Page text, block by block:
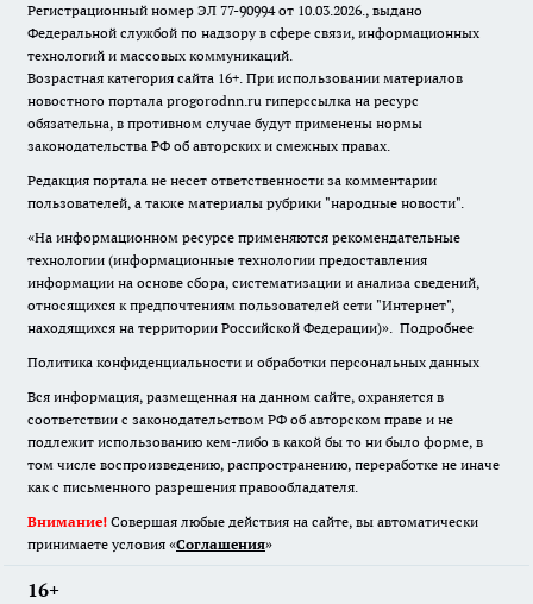
Регистрационный номер ЭЛ 77-90994 от 10.03.2026., выдано
Федеральной службой по надзору в сфере связи, информационных
технологий и массовых коммуникаций.
Возрастная категория сайта 16+. При использовании материалов
новостного портала progorodnn.ru гиперссылка на ресурс
обязательна, в противном случае будут применены нормы
законодательства РФ об авторских и смежных правах.
Редакция портала не несет ответственности за комментарии
пользователей, а также материалы рубрики "народные новости".
«На информационном ресурсе применяются рекомендательные
технологии (информационные технологии предоставления
информации на основе сбора, систематизации и анализа сведений,
относящихся к предпочтениям пользователей сети "Интернет",
находящихся на территории Российской Федерации)». Подробнее
Политика конфиденциальности и обработки персональных данных
Вся информация, размещенная на данном сайте, охраняется в
соответствии с законодательством РФ об авторском праве и не
подлежит использованию кем-либо в какой бы то ни было форме, в
том числе воспроизведению, распространению, переработке не иначе
как с письменного разрешения правообладателя.
Внимание! Совершая любые действия на сайте, вы автоматически
принимаете условия «Cоглашения»
16+